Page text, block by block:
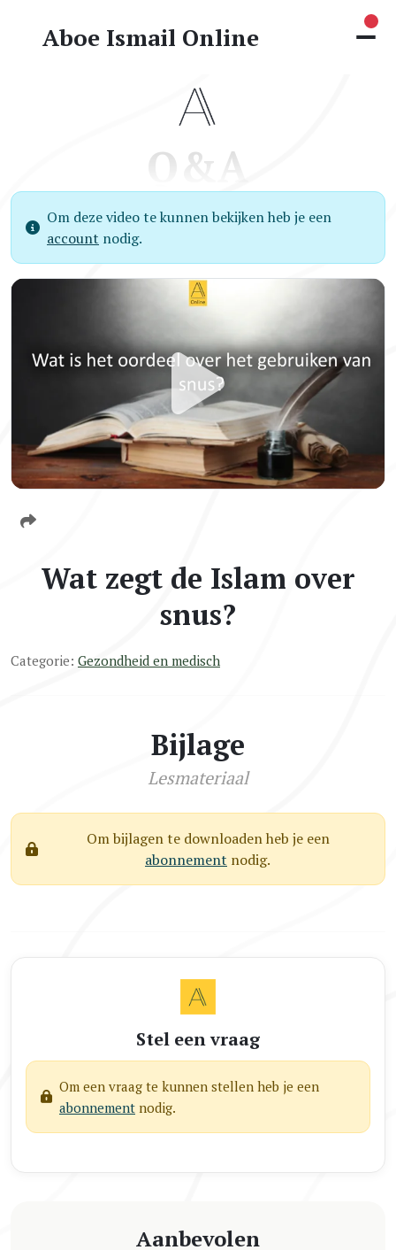
Aboe Ismail Online
Q&A
Om deze video te kunnen bekijken heb je een
account nodig.
Wat zegt de Islam over
snus?
Categorie: Gezondheid en medisch
Bijlage
Lesmateriaal
Om bijlagen te downloaden heb je een
abonnement nodig.
Stel een vraag
Om een vraag te kunnen stellen heb je een
abonnement nodig.
Aanbevolen